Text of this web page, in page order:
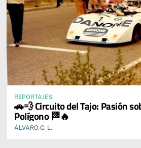
REPORTAJES
🚗💨 Circuito del Tajo: Pasión
Polígono 🏁🔥
ÁLVARO C. L.